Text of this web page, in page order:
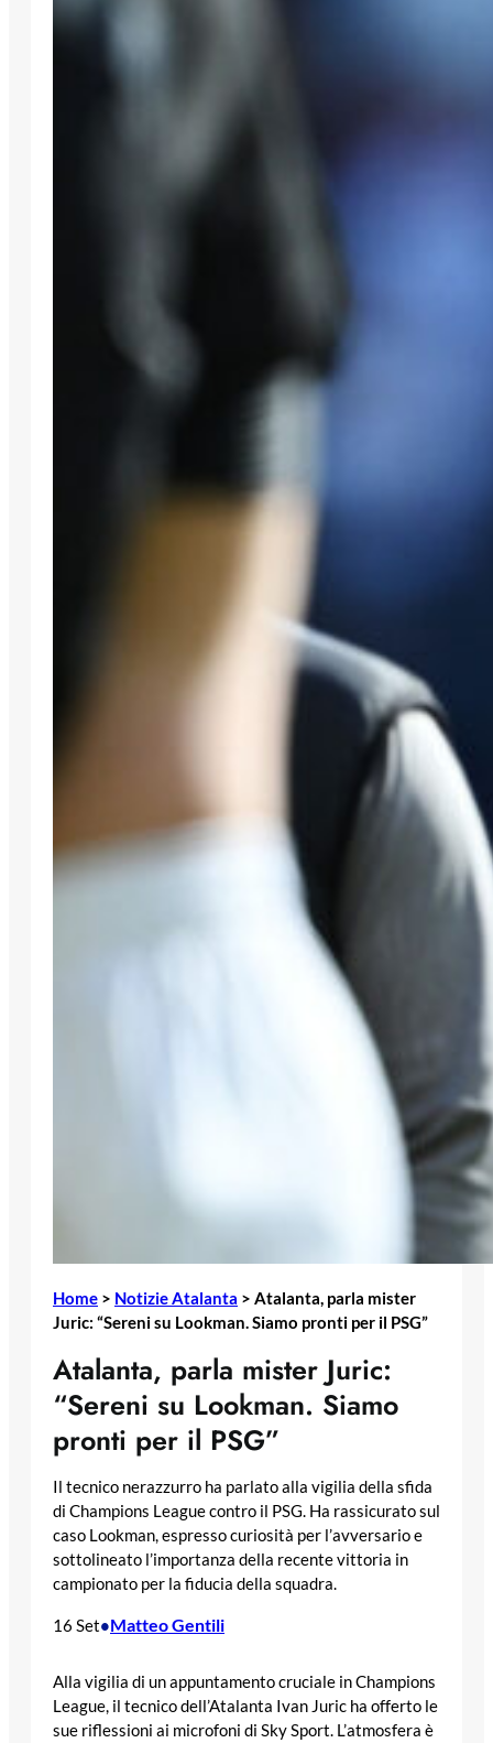
Home > Notizie Atalanta > Atalanta, parla mister
Juric: “Sereni su Lookman. Siamo pronti per il PSG”
Atalanta, parla mister Juric:
“Sereni su Lookman. Siamo
pronti per il PSG”
Il tecnico nerazzurro ha parlato alla vigilia della sfida
di Champions League contro il PSG. Ha rassicurato sul
caso Lookman, espresso curiosità per l’avversario e
sottolineato l’importanza della recente vittoria in
campionato per la fiducia della squadra.
16 Set•Matteo Gentili
Alla vigilia di un appuntamento cruciale in Champions
League, il tecnico dell’Atalanta Ivan Juric ha offerto le
sue riflessioni ai microfoni di Sky Sport. L’atmosfera è